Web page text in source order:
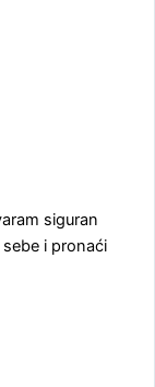
siguran
i pronaći